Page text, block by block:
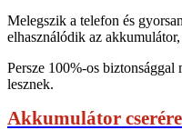
Melegszik a telefon és
elhasználódik az
Persze 100%-os
lesznek.
Akkumulátor